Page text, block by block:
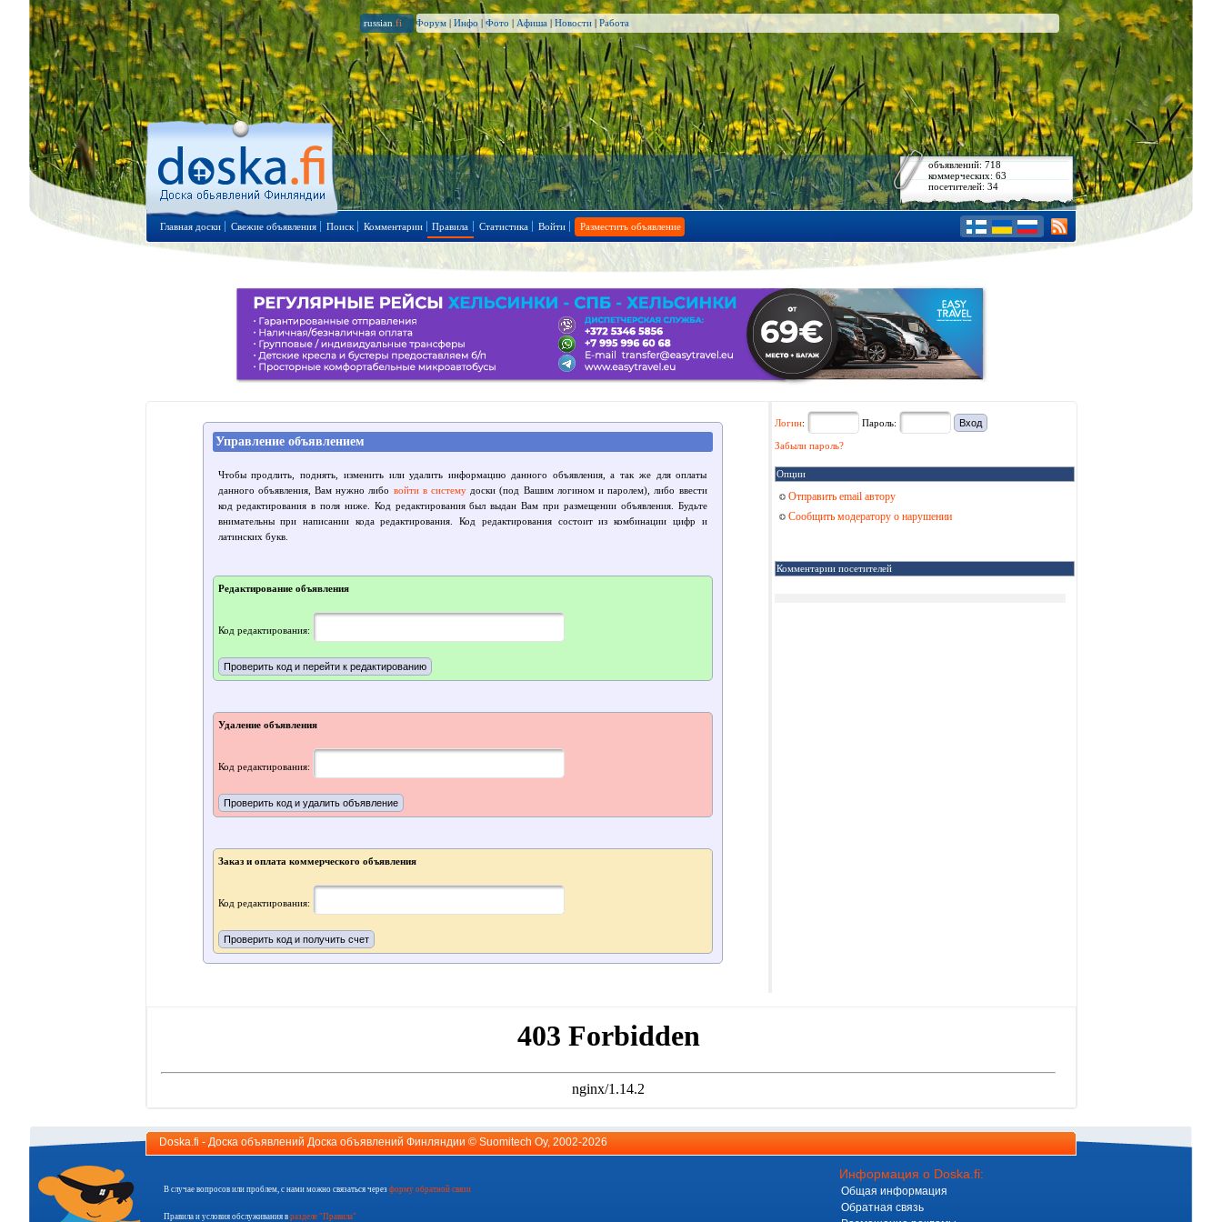
russian .fi Форум | Инфо | Фото | Афиша | Новости | Работа
объявлений: 718
коммерческих: 63
посетителей: 34
Главная доски Свежие объявления Поиск Комментарии Правила Статистика Войти Разместить объявление
Управление объявлением
Чтобы продлить, поднять, изменить или удалить информацию данного объявления, а так же для оплаты
данного объявления, Вам нужно либо войти в системудоски (под Вашим логином и паролем), либо ввести
код редактирования в поля ниже. Код редактирования был выдан Вам при размещении объявления. Будьте
внимательны при написании кода редактирования. Код редактирования состоит из комбинации цифр и
латинских букв.
Редактирование объявления
Код редактирования:
Удаление объявления
Код редактирования:
Заказ и оплата коммерческого объявления
Код редактирования:
Логин: Пароль:
Забыли пароль?
Опции
Отправить email автору
Сообщить модератору о нарушении
Комментарии посетителей
Doska.fi - Доска объявлений Доска объявлений Финляндии © Suomitech Oy, 2002-2026
В случае вопросов или проблем, с нами можно связаться через форму обратной связи
Правила и условия обслуживания в разделе "Правила"
Информация о Doska.fi:
Общая информация
Обратная связь